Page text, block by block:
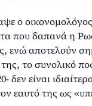
ο
που δαπανά η
ενώ αποτελούν
το συνολικό
δεν είναι
εαυτό της ως